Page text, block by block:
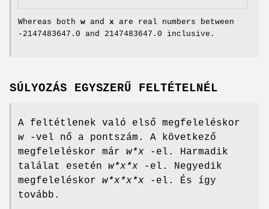
Whereas both w and x are real numbers between
-2147483647.0 and 2147483647.0 inclusive.
SÚLYOZÁS EGYSZERŰ FELTÉTELNÉL
A feltétlenek való első megfeleléskor
w -vel nő a pontszám. A következő
megfeleléskor már w*x -el. Harmadik
találat esetén w*x*x -el. Negyedik
megfeleléskor w*x*x*x -el. És így
tovább.